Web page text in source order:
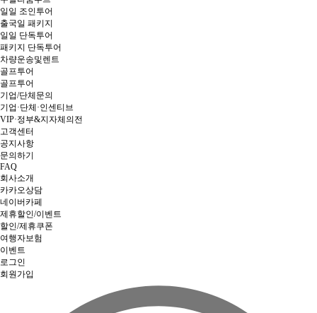
일일 조인투어
출국일 패키지
일일 단독투어
패키지 단독투어
차량운송및렌트
골프투어
골프투어
기업/단체문의
기업·단체·인센티브
VIP·정부&지자체의전
고객센터
공지사항
문의하기
FAQ
회사소개
카카오상담
네이버카페
제휴할인/이벤트
할인/제휴쿠폰
여행자보험
이벤트
로그인
회원가입